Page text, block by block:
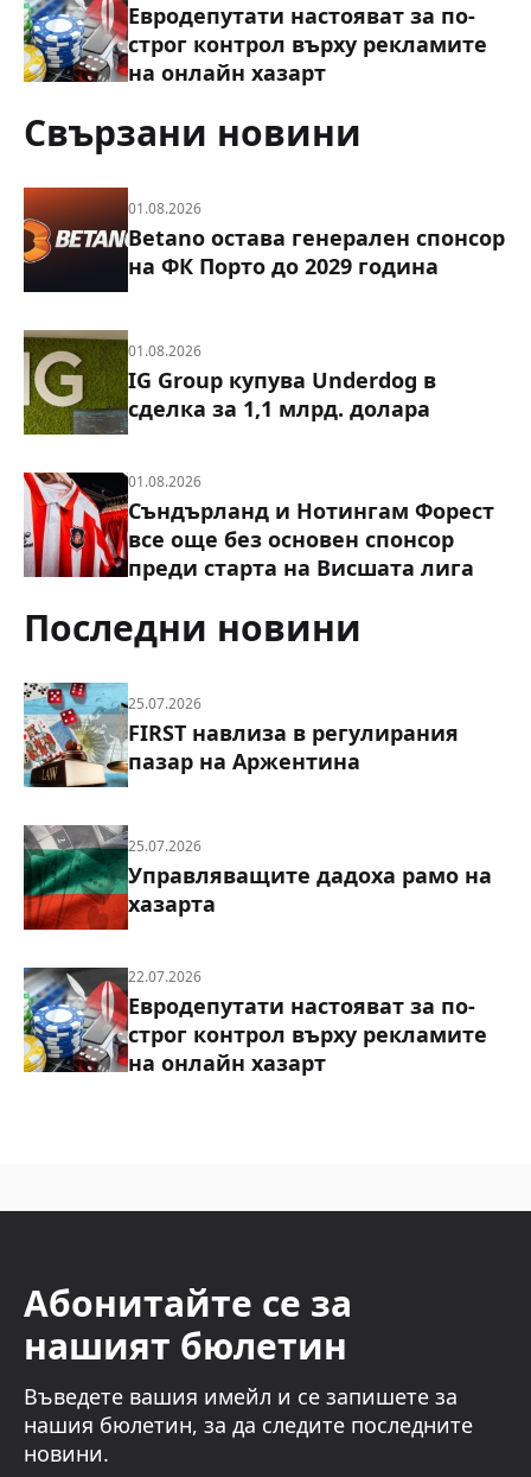
Евродепутати настояват за по-
строг контрол върху рекламите
на онлайн хазарт
Свързани новини
01.08.2026
Betano остава генерален спонсор
на ФК Порто до 2029 година
01.08.2026
IG Group купува Underdog в
сделка за 1,1 млрд. долара
01.08.2026
Съндърланд и Нотингам Форест
все още без основен спонсор
преди старта на Висшата лига
Последни новини
25.07.2026
FIRST навлиза в регулирания
пазар на Аржентина
25.07.2026
Управляващите дадоха рамо на
хазарта
22.07.2026
Евродепутати настояват за по-
строг контрол върху рекламите
на онлайн хазарт
Абонитайте се за
нашият бюлетин
Въведете вашия имейл и се запишете за
нашия бюлетин, за да следите последните
новини.